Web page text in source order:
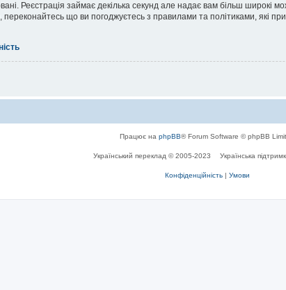
Реєстрація займає декілька секунд але надає вам більш широкі
переконайтесь що ви погоджуєтесь з правилами та політиками,
Працює на phpBB® Forum Software © phpBB
Український переклад © 2005-2023 Українська
Конфіденційність | Умови